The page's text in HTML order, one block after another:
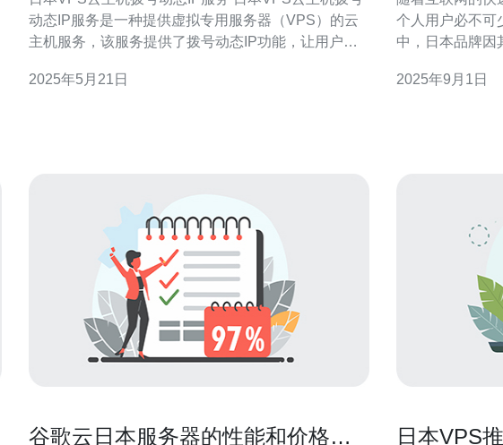
动态IP服务是一种提供虚拟专用服务器（VPS）的云
主机服务，该服务提供了拨号动态IP功能，让用户可
机拨号动态IP服务，用户可以实现以下功能： 隐藏真
2025年5月21日
个人用户必不可
中，日本品牌因
帮助您在选择云服
2025年9月1日
谷歌云日本服务器的性能和价格评
日本VPS